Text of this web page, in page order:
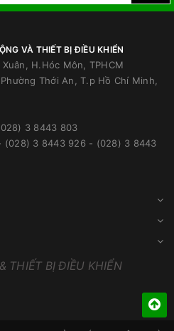
VÀ THIẾT BỊ ĐIỀU KHIỂN
H.Hóc Môn, TPHCM
Thới An, T.p Hồ Chí Minh,
3 8443 803
(028) 3 8443 926 - (028) 3 8443
THIẾT BỊ ĐIỀU KHIỂN